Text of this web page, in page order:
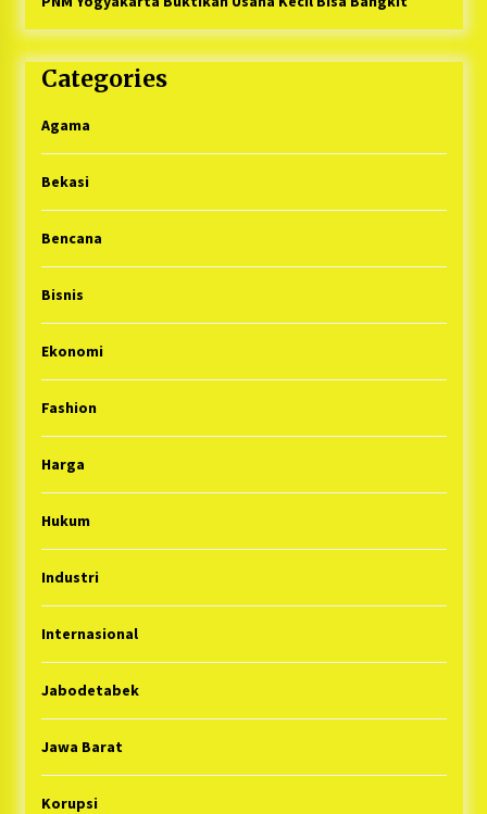
Categories
Agama
Bekasi
Bencana
Bisnis
Ekonomi
Fashion
Harga
Hukum
Industri
Internasional
Jabodetabek
Jawa Barat
Korupsi